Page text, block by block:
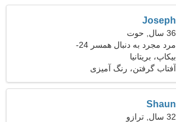
Joseph
36 سال, حوت
مرد مجرد به دنبال همسر 24-
34
بیکاپ، بریتانیا
آفتاب گرفتن، رنگ آمیزی
Shaun
32 سال, ترازو